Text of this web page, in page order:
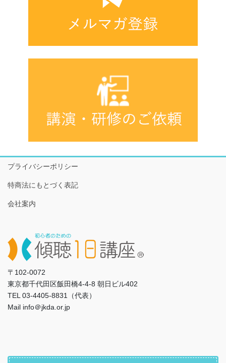
プライバシーポリシー
特商法にもとづく表記
会社案内
〒102-0072
東京都千代田区飯田橋4-4-8 朝日ビル402
TEL 03-4405-8831（代表）
Mail info＠jkda.or.jp